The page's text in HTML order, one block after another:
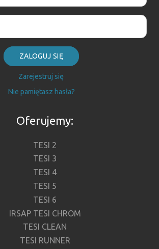
ZALOGUJ SIĘ
Zarejestruj się
Nie pamiętasz hasła?
Oferujemy:
TESI 2
TESI 3
TESI 4
TESI 5
TESI 6
IRSAP TESI CHROM
TESI CLEAN
TESI RUNNER